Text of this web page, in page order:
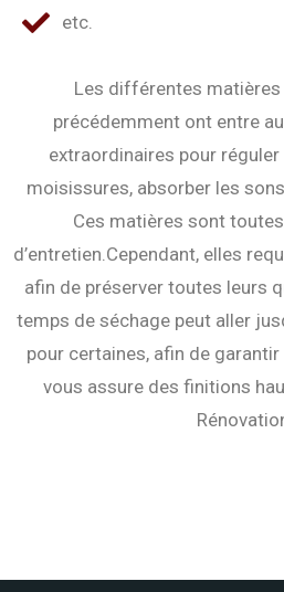
etc.
Les différentes
précédemment ont entre
extraordinaires pour réguler
moisissures, absorber les
Ces matières sont
d’entretien.Cependant, elles
afin de préserver toutes leurs
temps de séchage peut aller
pour certaines, afin de
vous assure des finitions